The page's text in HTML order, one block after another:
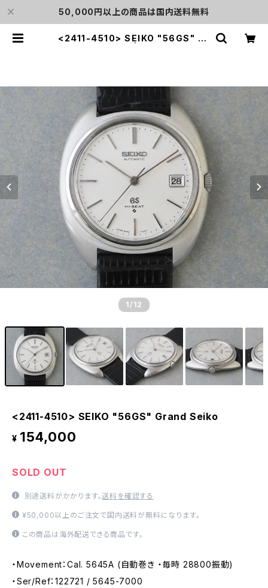
50,000円以上の商品は国内送料無料
<2411-4510> SEIKO "56GS" Gr
1 /12
<2411-4510> SEIKO "56GS" Grand Seiko
¥ 154,000
SOLD OUT
別途送料がかかります。送料を確認する
¥50,000以上のご注文で国内送料が無料になります。
この商品は海外配送できる商品です。
・Movement：Cal. 5645A (自動巻き ・毎時 28800振動)
・Ser/Ref：122721 / 5645-7000